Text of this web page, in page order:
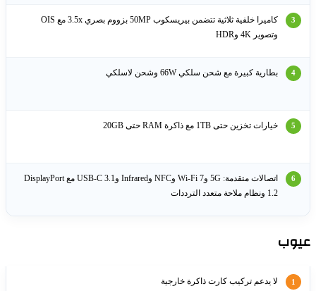
كاميرا خلفية ثلاثية تتضمن بيريسكوب 50MP بزووم بصري 3.5x مع OIS
وتصوير 4K وHDR
بطارية كبيرة مع شحن سلكي 66W وشحن لاسلكي
خيارات تخزين حتى 1TB مع ذاكرة RAM حتى 20GB
اتصالات متقدمة: 5G وWi‑Fi 7 وNFC وInfrared وUSB‑C 3.1 مع DisplayPort
لا يدعم تركيب كارت ذاكرة خارجية